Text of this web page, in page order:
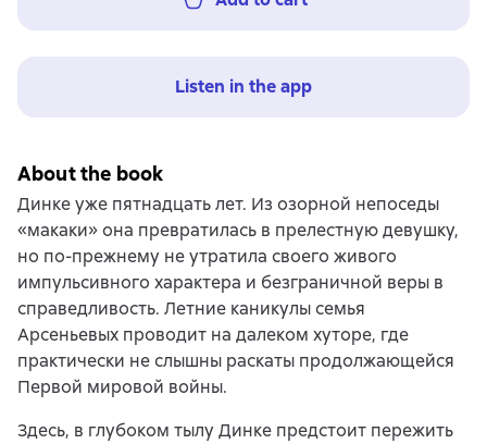
Listen in the app
About the book
Динке уже пятнадцать лет. Из озорной непоседы
«макаки» она превратилась в прелестную девушку,
но по-прежнему не утратила своего живого
импульсивного характера и безграничной веры в
справедливость. Летние каникулы семья
Арсеньевых проводит на далеком хуторе, где
практически не слышны раскаты продолжающейся
Первой мировой войны.
Здесь, в глубоком тылу Динке предстоит пережить